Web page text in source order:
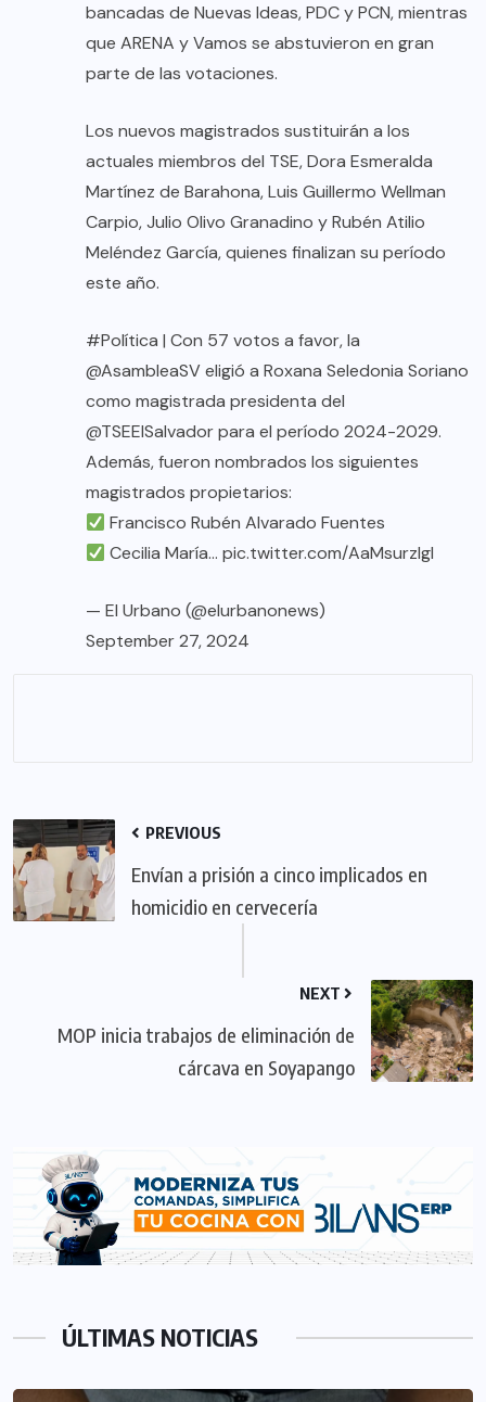
bancadas de Nuevas Ideas, PDC y PCN, mientras
que ARENA y Vamos se abstuvieron en gran
parte de las votaciones.
Los nuevos magistrados sustituirán a los
actuales miembros del TSE, Dora Esmeralda
Martínez de Barahona, Luis Guillermo Wellman
Carpio, Julio Olivo Granadino y Rubén Atilio
Meléndez García, quienes finalizan su período
este año.
#Política | Con 57 votos a favor, la
@AsambleaSVeligió a Roxana Seledonia Soriano
como magistrada presidenta del
@TSEElSalvadorpara el período 2024-2029.
Además, fueron nombrados los siguientes
magistrados propietarios:
Francisco Rubén Alvarado Fuentes
Cecilia María…pic.twitter.com/AaMsurzIgI
— El Urbano (@elurbanonews)
September 27, 2024
PREVIOUS
Envían a prisión a cinco implicados en
homicidio en cervecería
NEXT
MOP inicia trabajos de eliminación de
cárcava en Soyapango
ÚLTIMAS NOTICIAS